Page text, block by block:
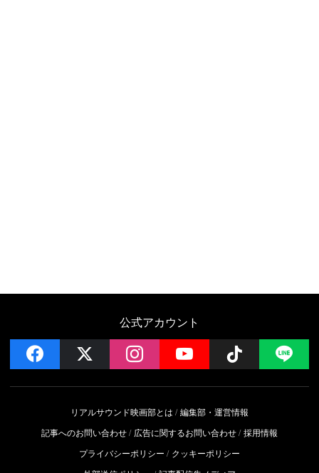
公式アカウント
facebook instagramYouTube Follow
リアルサウンド映画部とは
編集部・運営情報
記事へのお問い合わせ
広告に関するお問い合わせ 採用情報
プライバシーポリシー
クッキーポリシー